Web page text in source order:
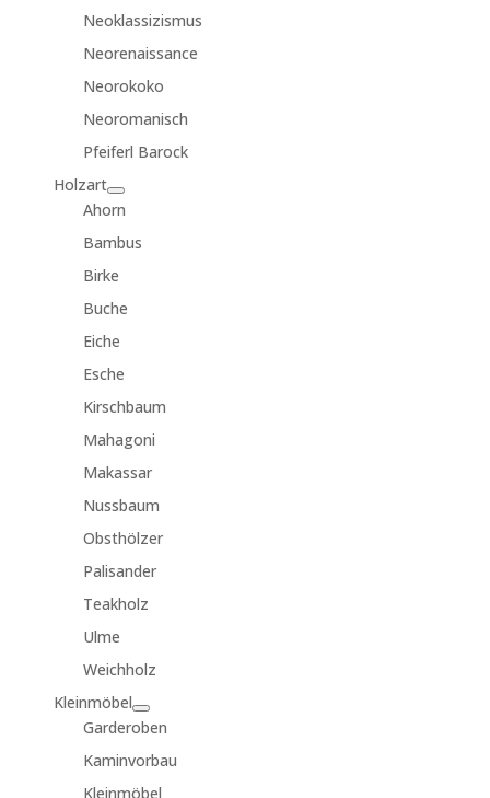
Neoklassizismus
Neorenaissance
Neorokoko
Neoromanisch
Pfeiferl Barock
Holzart
Ahorn
Bambus
Birke
Buche
Eiche
Esche
Kirschbaum
Mahagoni
Makassar
Nussbaum
Obsthölzer
Palisander
Teakholz
Ulme
Weichholz
Kleinmöbel
Garderoben
Kaminvorbau
Kleinmöbel